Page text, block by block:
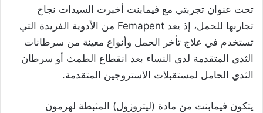
تحت عنوان تجربتي مع فيمابنت أخبرت السيدات نجاح
تجاربها للحمل، إذ يعد Femapent من الأدوية الفريدة التي
تستخدم في علاج تأخر الحمل وأنواع معينة من سرطانات
الثدي المتقدمة لدى النساء بعد انقطاع الطمث أو سرطان
الثدي الحامل لمستقبلات الاستروجين المتقدمة.
يتكون فيمابنت من مادة (ليتروزول) المثبطة لهرمون